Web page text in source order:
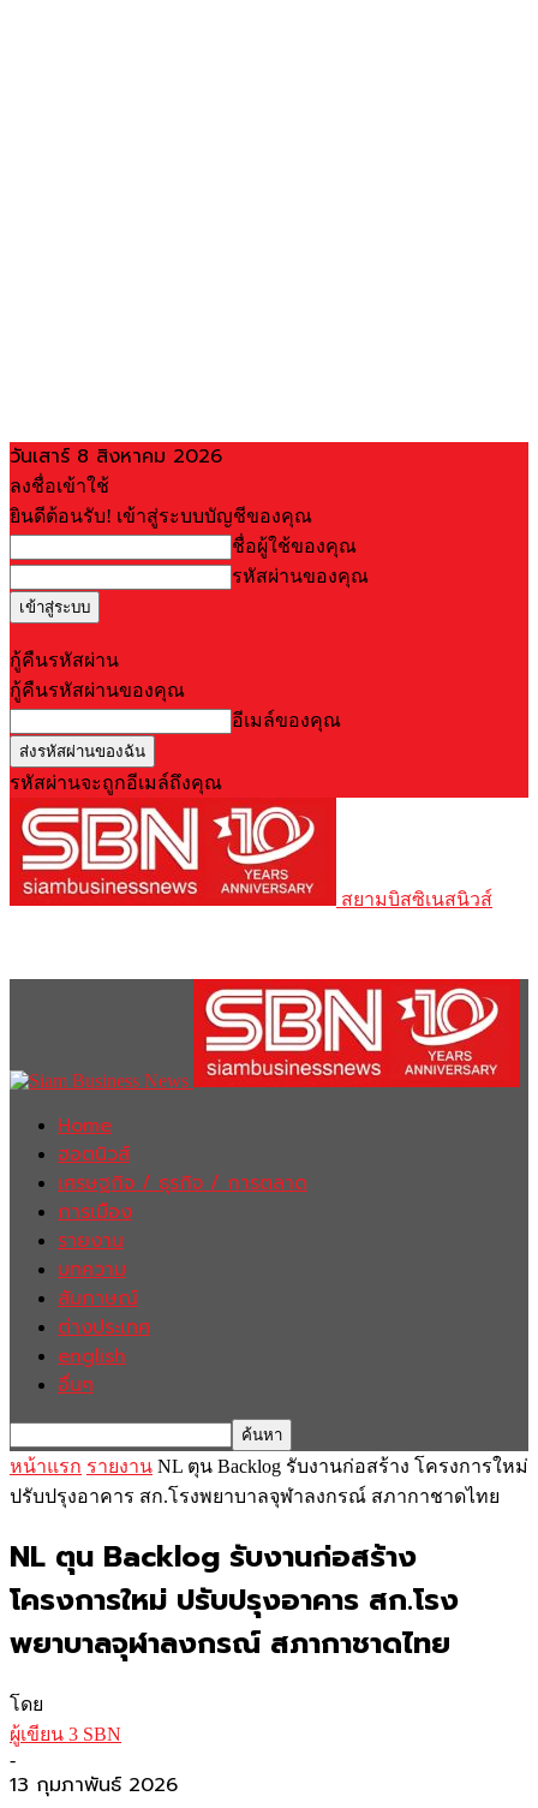
วันเสาร์ 8 สิงหาคม 2026
ลงชื่อเข้าใช้
ยินดีต้อนรับ! เข้าสู่ระบบบัญชีของคุณ
ชื่อผู้ใช้ของคุณ
รหัสผ่านของคุณ
กู้คืนรหัสผ่าน
กู้คืนรหัสผ่านของคุณ
อีเมล์ของคุณ
รหัสผ่านจะถูกอีเมล์ถึงคุณ
สยามบิสซิเนสนิวส์
Home
ฮอตนิวส์
เศรษฐกิจ / ธุรกิจ / การตลาด
การเมือง
รายงาน
บทความ
สัมภาษณ์
ต่างประเทศ
english
อื่นๆ
หน้าแรก รายงาน NL ตุน Backlog รับงานก่อสร้าง โครงการใหม่
ปรับปรุงอาคาร สก.โรงพยาบาลจุฬาลงกรณ์ สภากาชาดไทย
NL ตุน Backlog รับงานก่อสร้าง
โครงการใหม่ ปรับปรุงอาคาร สก.โรง
พยาบาลจุฬาลงกรณ์ สภากาชาดไทย
โดย
ผู้เขียน 3 SBN
-
13 กุมภาพันธ์ 2026